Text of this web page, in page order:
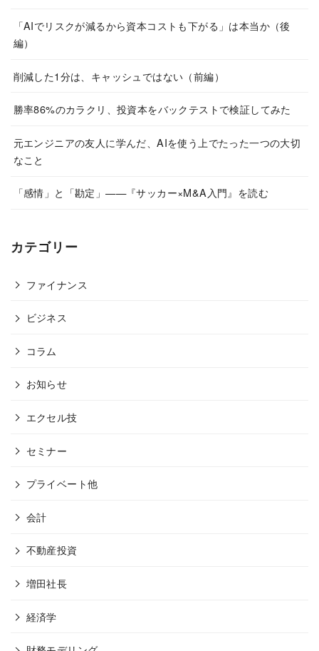
「AIでリスクが減るから資本コストも下がる」は本当か（後
編）
削減した1分は、キャッシュではない（前編）
勝率86%のカラクリ、投資本をバックテストで検証してみた
元エンジニアの友人に学んだ、AIを使う上でたった一つの大切
なこと
「感情」と「勘定」——『サッカー×M&A入門』を読む
カテゴリー
ファイナンス
ビジネス
コラム
お知らせ
エクセル技
セミナー
プライベート他
会計
不動産投資
増田社長
経済学